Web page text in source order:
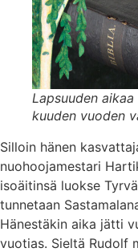
Lapsuuden
kuuden vuoden
Silloin hänen
nuohoojamestari
isoäitinsä luokse
tunnetaan
Hänestäkin aika jätti
vuotias. Sieltä Rudolf